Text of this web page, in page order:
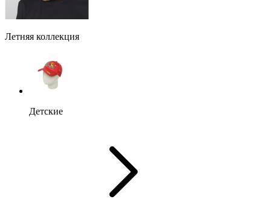
Летняя коллекция
Детские